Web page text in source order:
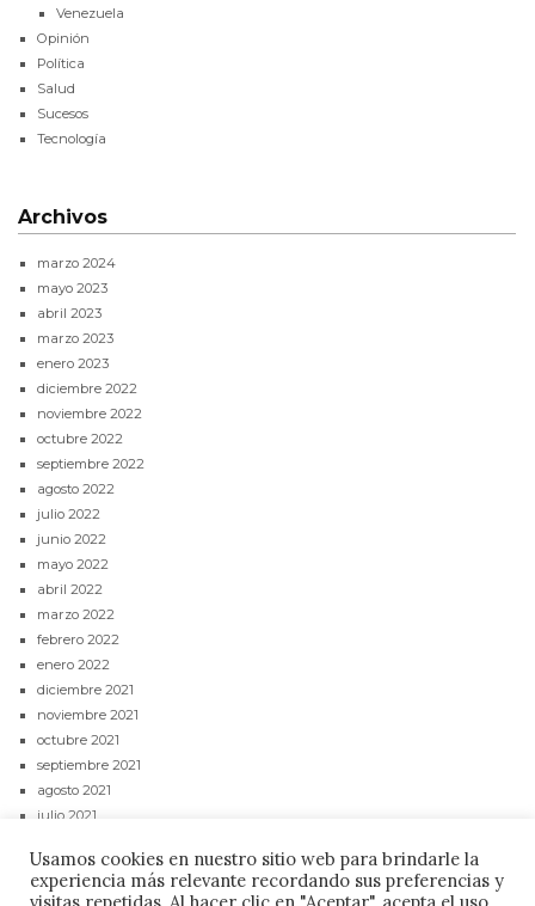
Venezuela
Opinión
Política
Salud
Sucesos
Tecnología
Archivos
marzo 2024
mayo 2023
abril 2023
marzo 2023
enero 2023
diciembre 2022
noviembre 2022
octubre 2022
septiembre 2022
agosto 2022
julio 2022
junio 2022
mayo 2022
abril 2022
marzo 2022
febrero 2022
enero 2022
diciembre 2021
noviembre 2021
octubre 2021
septiembre 2021
agosto 2021
julio 2021
mayo 2021
abril 2021
Usamos cookies en nuestro sitio web para brindarle la
experiencia más relevante recordando sus preferencias y